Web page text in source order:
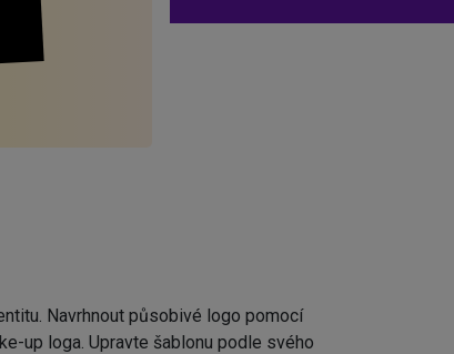
Navrhnout působivé logo pomocí
up loga. Upravte šablonu podle svého